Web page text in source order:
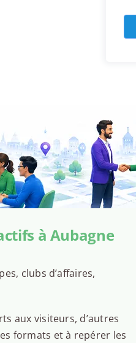
à Aubagne
clubs d’affaires,
aux visiteurs, d’autres
formats et à repérer les